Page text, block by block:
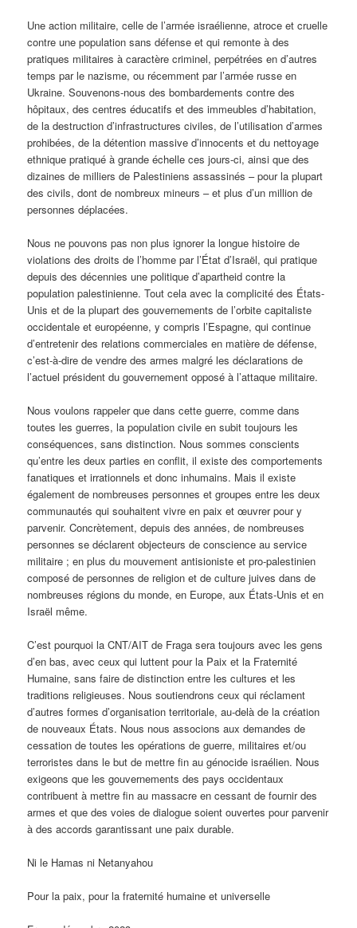
Une action militaire, celle de l’armée israélienne, atroce et cruelle
contre une population sans défense et qui remonte à des
pratiques militaires à caractère criminel, perpétrées en d’autres
temps par le nazisme, ou récemment par l’armée russe en
Ukraine. Souvenons-nous des bombardements contre des
hôpitaux, des centres éducatifs et des immeubles d’habitation,
de la destruction d’infrastructures civiles, de l’utilisation d’armes
prohibées, de la détention massive d’innocents et du nettoyage
ethnique pratiqué à grande échelle ces jours-ci, ainsi que des
dizaines de milliers de Palestiniens assassinés – pour la plupart
des civils, dont de nombreux mineurs – et plus d’un million de
personnes déplacées.
Nous ne pouvons pas non plus ignorer la longue histoire de
violations des droits de l’homme par l’État d’Israël, qui pratique
depuis des décennies une politique d’apartheid contre la
population palestinienne. Tout cela avec la complicité des États-
Unis et de la plupart des gouvernements de l’orbite capitaliste
occidentale et européenne, y compris l’Espagne, qui continue
d’entretenir des relations commerciales en matière de défense,
c’est-à-dire de vendre des armes malgré les déclarations de
l’actuel président du gouvernement opposé à l’attaque militaire.
Nous voulons rappeler que dans cette guerre, comme dans
toutes les guerres, la population civile en subit toujours les
conséquences, sans distinction. Nous sommes conscients
qu’entre les deux parties en conflit, il existe des comportements
fanatiques et irrationnels et donc inhumains. Mais il existe
également de nombreuses personnes et groupes entre les deux
communautés qui souhaitent vivre en paix et œuvrer pour y
parvenir. Concrètement, depuis des années, de nombreuses
personnes se déclarent objecteurs de conscience au service
militaire ; en plus du mouvement antisioniste et pro-palestinien
composé de personnes de religion et de culture juives dans de
nombreuses régions du monde, en Europe, aux États-Unis et en
Israël même.
C’est pourquoi la CNT/AIT de Fraga sera toujours avec les gens
d’en bas, avec ceux qui luttent pour la Paix et la Fraternité
Humaine, sans faire de distinction entre les cultures et les
traditions religieuses. Nous soutiendrons ceux qui réclament
d’autres formes d’organisation territoriale, au-delà de la création
de nouveaux États. Nous nous associons aux demandes de
cessation de toutes les opérations de guerre, militaires et/ou
terroristes dans le but de mettre fin au génocide israélien. Nous
exigeons que les gouvernements des pays occidentaux
contribuent à mettre fin au massacre en cessant de fournir des
armes et que des voies de dialogue soient ouvertes pour parvenir
à des accords garantissant une paix durable.
Ni le Hamas ni Netanyahou
Pour la paix, pour la fraternité humaine et universelle